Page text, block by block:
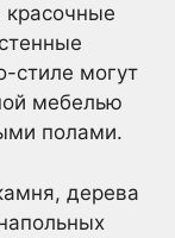
стиле могут
мебелью
полами.
дерева